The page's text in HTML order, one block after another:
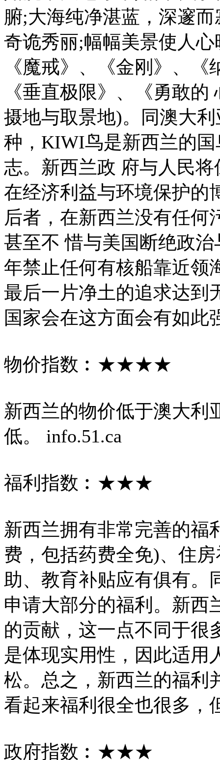
腑;大海纯净湛蓝，深邃
奇诡秀丽;幅幅美景使人
《魔戒》、《金刚》、
《垂直极限》、《勇敢
摄地与取景地)。同澳大
种，KIWI鸟是新西兰的
志。新西兰政 府与人民
在经济利益与环境保护的
后者，在新西兰没有任何
甚至不 惜与美国断绝政
年禁止任何有核船靠近领
最后一片净土的追求达到
国家会在这方面会有如此
物价指数︰★★★★
新西兰的物价低于澳大利
低。 info.51.ca
福利指数︰★★★
新西兰拥有非常完善的福
费，包括药费全免)、住
助、教育补贴应有俱有。
申请大部分的福利。新西
的贡献，这一点不同于很
是体现实用性，因此适用
松。总之，新西兰的福利
看起来福利很全也很多，
政府指数︰★★★